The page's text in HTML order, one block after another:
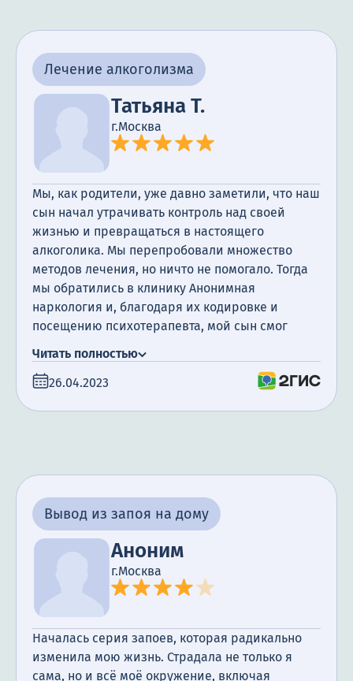
Лечение алкоголизма
Татьяна Т.
г.Москва
Мы, как родители, уже давно заметили, что наш
сын начал утрачивать контроль над своей
жизнью и превращаться в настоящего
алкоголика. Мы перепробовали множество
методов лечения, но ничто не помогало. Тогда
мы обратились в клинику Анонимная
наркология и, благодаря их кодировке и
посещению психотерапевта, мой сын смог
но результат уже заметен: мой сын больше не
пьет, и он счастлив. Я не могу выразить свою
Читать полностью
26.04.2023
Вывод из запоя на дому
Аноним
г.Москва
Началась серия запоев, которая радикально
изменила мою жизнь. Страдала не только я
сама, но и всё моё окружение, включая